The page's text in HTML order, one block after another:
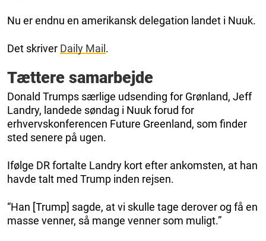
Nu er endnu en amerikansk delegation landet i Nuuk.
Det skriver Daily Mail .
Tættere samarbejde
Donald Trumps særlige udsending for Grønland, Jeff
Landry, landede søndag i Nuuk forud for
erhvervskonferencen Future Greenland, som finder
sted senere på ugen.
Ifølge DR fortalte Landry kort efter ankomsten, at han
havde talt med Trump inden rejsen.
“Han [Trump] sagde, at vi skulle tage derover og få en
masse venner, så mange venner som muligt.”